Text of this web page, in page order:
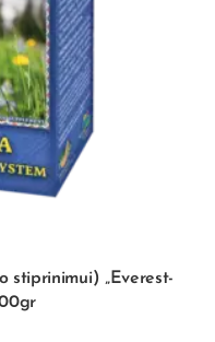
stiprinimui) „Everest-